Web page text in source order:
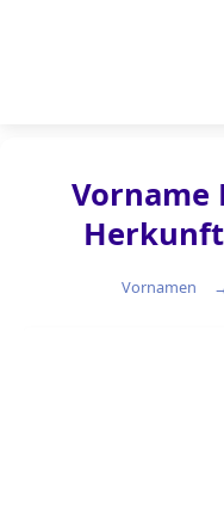
Vorname
Vornamen